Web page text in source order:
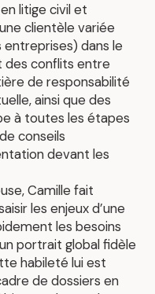
litige civil et
clientèle variée
dans le
des conflits entre
de responsabilité
ainsi que des
à toutes les étapes
conseils
devant les
Camille fait
les enjeux d’une
les besoins
portrait global fidèle
habileté lui est
de dossiers en